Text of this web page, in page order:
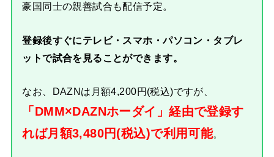
豪国同士の親善試合も配信予定。
登録後すぐにテレビ・スマホ・パソコン・タブレ
ットで試合を見ることができます。
なお、DAZNは月額4,200円(税込)ですが、
「DMM×DAZNホーダイ」経由で登録す
れば月額3,480円(税込)で利用可能。